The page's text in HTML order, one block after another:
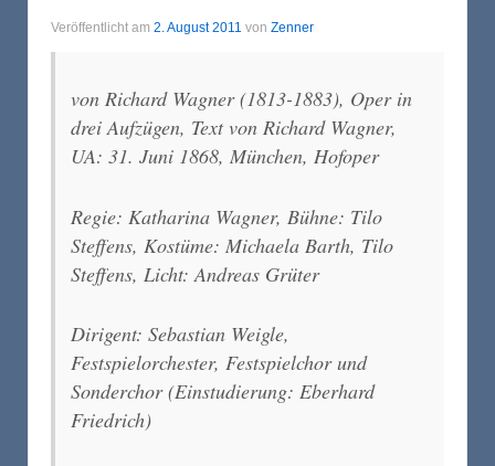
Veröffentlicht am 2. August 2011 von Zenner
von Richard Wagner (1813-1883), Oper in
drei Aufzügen, Text von Richard Wagner,
UA: 31. Juni 1868, München, Hofoper
Regie: Katharina Wagner, Bühne: Tilo
Steffens, Kostüme: Michaela Barth, Tilo
Steffens, Licht: Andreas Grüter
Dirigent: Sebastian Weigle,
Festspielorchester, Festspielchor und
Sonderchor (Einstudierung: Eberhard
Friedrich)